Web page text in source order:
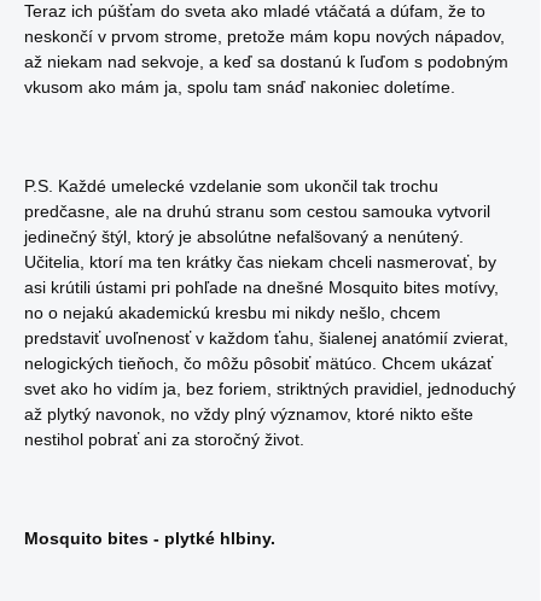
Teraz ich púšťam do sveta ako mladé vtáčatá a dúfam, že to
neskončí v prvom strome, pretože mám kopu nových nápadov,
až niekam nad sekvoje, a keď sa dostanú k ľuďom s podobným
vkusom ako mám ja, spolu tam snáď nakoniec doletíme.
P.S. Každé umelecké vzdelanie som ukončil tak trochu
predčasne, ale na druhú stranu som cestou samouka vytvoril
jedinečný štýl, ktorý je absolútne nefalšovaný a nenútený.
Učitelia, ktorí ma ten krátky čas niekam chceli nasmerovať, by
asi krútili ústami pri pohľade na dnešné Mosquito bites motívy,
no o nejakú akademickú kresbu mi nikdy nešlo, chcem
predstaviť uvoľnenosť v každom ťahu, šialenej anatómií zvierat,
nelogických tieňoch, čo môžu pôsobiť mätúco. Chcem ukázať
svet ako ho vidím ja, bez foriem, striktných pravidiel, jednoduchý
až plytký navonok, no vždy plný významov, ktoré nikto ešte
nestihol pobrať ani za storočný život.
Mosquito bites - plytké hlbiny.